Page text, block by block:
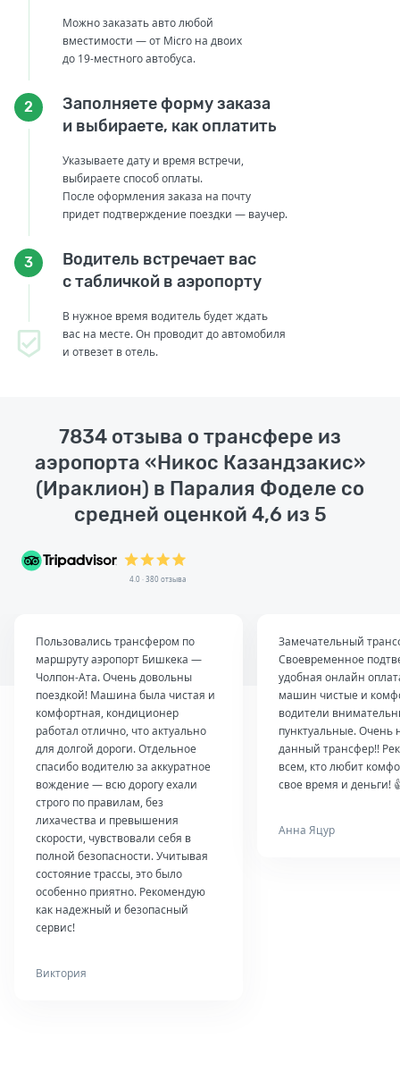
Можно заказать авто любой
вместимости — от Micro на двоих
до 19-местного автобуса.
2
Заполняете форму заказа
и выбираете, как оплатить
Указываете дату и время встречи,
выбираете способ оплаты.
После оформления заказа на почту
придет подтверждение поездки — ваучер.
3
Водитель встречает вас
с табличкой в аэропорту
В нужное время водитель будет ждать
вас на месте. Он проводит до автомобиля
и отвезет в отель.
7834 отзыва о трансфере из
аэропорта «Никос Казандзакис»
(Ираклион) в Паралия Фоделе со
средней оценкой 4,6 из 5
4.0 · 380 отзыва
Пользовались трансфером по
маршруту аэропорт Бишкека —
Чолпон-Ата. Очень довольны
поездкой! Машина была чистая и
комфортная, кондиционер
работал отлично, что актуально
для долгой дороги. Отдельное
спасибо водителю за аккуратное
вождение — всю дорогу ехали
строго по правилам, без
лихачества и превышения
скорости, чувствовали себя в
полной безопасности. Учитывая
состояние трассы, это было
особенно приятно. Рекомендую
как надежный и безопасный
сервис!
Виктория
Замечательный
Своевременное
удобная онлайн
машин чистые и
водители
пунктуальные. Очень
данный трансфер!!
всем, кто любит
свое время и деньги!
Анна Яцур